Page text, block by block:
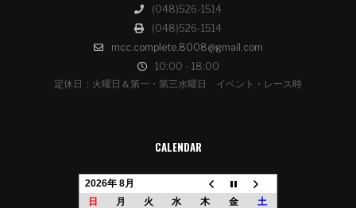
(048)526-1514
(048)526-1514
mcc.complete.8008@gmail.com
10:00 - 18:00
定休日：火曜日＆第一・第三水曜日 イベント・レース時
CALENDAR
2026年 8月
日
月 火 水 木 金
土